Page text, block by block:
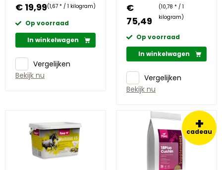
€ 19,99(1,67 * / 1 kilogram)
Op voorraad
In winkelwagen
Vergelijken
Bekijk nu
eiwitbehoefte
€
75,49
(10,78 * / 1
kilogram)
Op voorraad
In winkelwagen
Vergelijken
Bekijk nu
+
cadeau